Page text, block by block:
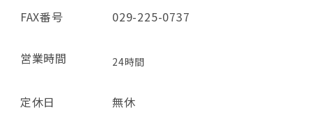
FAX番号 029-225-0737
営業時間 24時間
定休日 無休